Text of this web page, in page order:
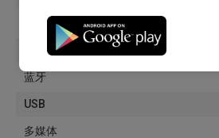
前排座椅加热器
电动可调座椅
蓝牙
USB
多媒体